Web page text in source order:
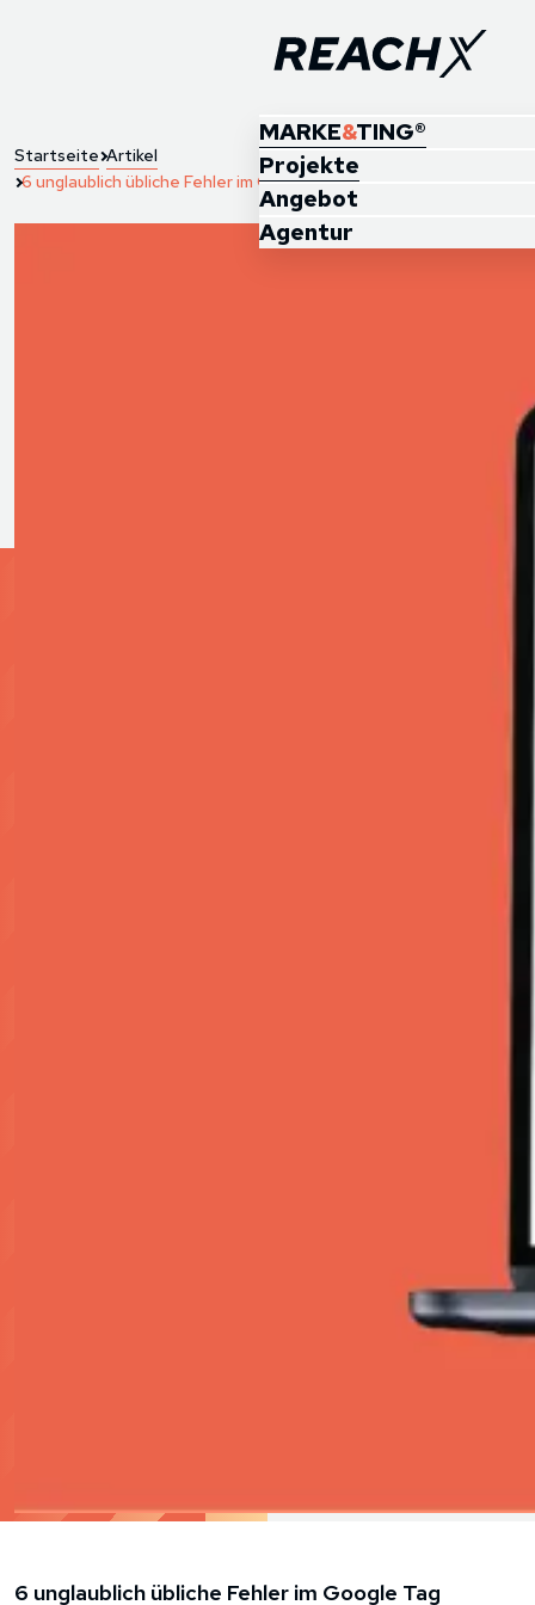
MARKE&TING®
Projekte
Angebot
Agentur
Startseite Artikel
6 unglaublich übliche Fehler im Google Tag Manager
6 unglaublich übliche Fehler im Google Tag